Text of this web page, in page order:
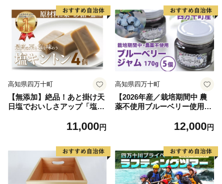
高知県四万十町
【無添加】絶品！あと掛け天
日塩でおいしさアップ「塩キ
11,000円
高知県四万十町
【2026年産／栽培期間中 農
薬不使用ブルーベリー使用】
（170g×5個）／Qdr-92
12,000円